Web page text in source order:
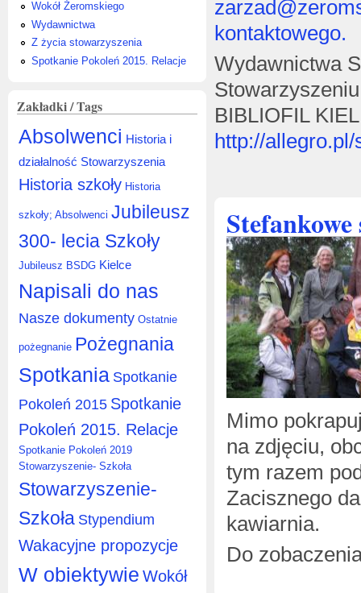
Wokół Żeromskiego
Wydawnictwa
Z życia stowarzyszenia
Spotkanie Pokoleń 2015. Relacje
Zakładki / Tags
Absolwenci Historia i
działalność Stowarzyszenia
Historia szkoły Historia
szkoły; Absolwenci Jubileusz
300- lecia Szkoły
Jubileusz BSDG Kielce
Napisali do nas
Nasze dokumenty Ostatnie
pożegnanie Pożegnania
Spotkania Spotkanie
Pokoleń 2015 Spotkanie
Pokoleń 2015. Relacje
Spotkanie Pokoleń 2019
Stowarzyszenie- Szkoła
Stowarzyszenie-
Szkoła Stypendium
Wakacyjne propozycje
W obiektywie Wokół
kontaktowego.
Wydawnictwa
BIBLIOFIL
http://
Mimo
na zdjęciu,
tym razem
Zacisznego
kawiarnia.
Do